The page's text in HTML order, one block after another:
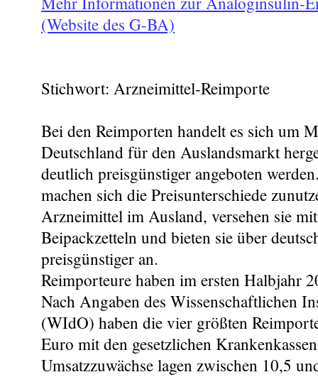
(Website des G-BA)
Stichwort: Arzneimittel-Reimporte
Bei den Reimporten handelt es sich um
Deutschland für den Auslandsmarkt
deutlich preisgünstiger angeboten
machen sich die Preisunterschiede
Arzneimittel im Ausland, versehen sie
Beipackzetteln und bieten sie über
preisgünstiger an.
Reimporteure haben im ersten Halbjahr
Nach Angaben des Wissenschaftlichen
(WIdO) haben die vier größten
Euro mit den gesetzlichen
Umsatzzuwächse lagen zwischen 10,5